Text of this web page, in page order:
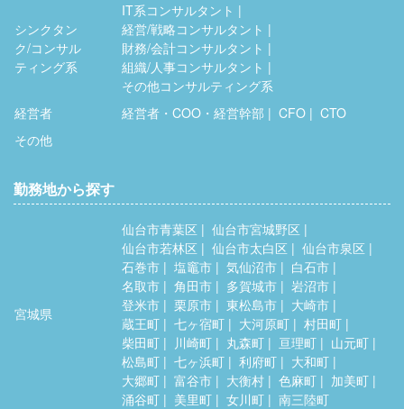
シンクタン
ク/コンサル
ティング系
IT系コンサルタント
経営/戦略コンサルタント
財務/会計コンサルタント
組織/人事コンサルタント
その他コンサルティング系
経営者
経営者・COO・経営幹部 CFO
CTO
その他
勤務地から探す
宮城県
仙台市青葉区
仙台市宮城野区
仙台市若林区
仙台市太白区
仙台市泉区
石巻市
塩竈市 気仙沼市
白石市
名取市
角田市 多賀城市
岩沼市
登米市
栗原市 東松島市
大崎市
蔵王町
七ヶ宿町 大河原町
村田町
柴田町
川崎町 丸森町 亘理町
山元町
松島町
七ヶ浜町 利府町
大和町
大郷町
富谷市 大衡村 色麻町
加美町
涌谷町
美里町 女川町
南三陸町